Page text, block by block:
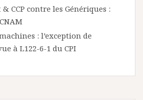
CCP contre les Génériques :
: l’exception de
à L122-6-1 du CPI